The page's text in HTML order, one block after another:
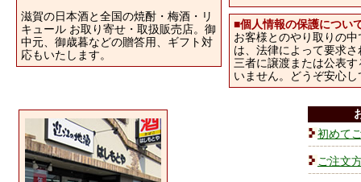
滋賀の日本酒と全国の焼酎・梅酒・リ
キュール お取り寄せ・取扱販売店。御
中元、御歳暮などの贈答用、ギフト対
応もいたします。
■個人情報の保護につい
お客様とのやり取りの
は、法律によって要求
三者に譲渡または公表
いません。どうぞ安心
初めて
ご注文